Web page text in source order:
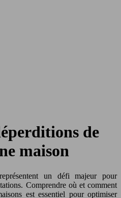
de
maison
Comprendre où et comment
est essentiel pour optimiser